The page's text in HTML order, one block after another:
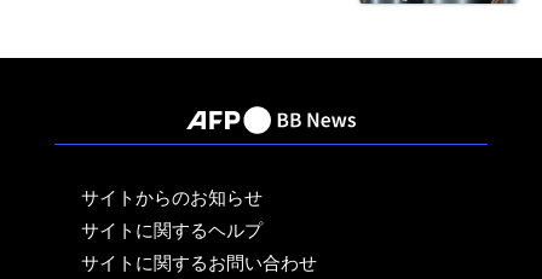
サイトからのお知らせ
サイトに関するヘルプ
サイトに関するお問い合わせ